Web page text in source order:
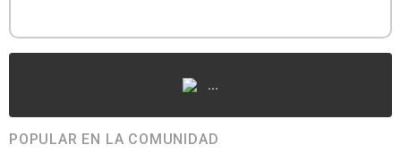
...
POPULAR EN LA COMUNIDAD